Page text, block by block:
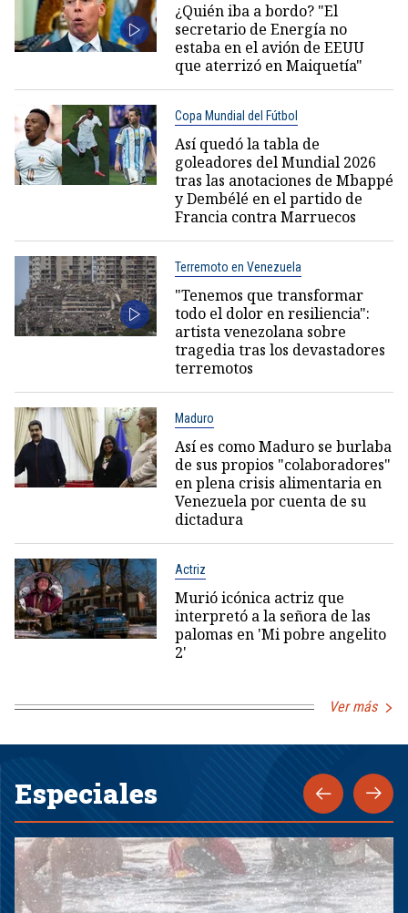
¿Quién iba a bordo? "El
secretario de Energía no
estaba en el avión de EEUU
que aterrizó en Maiquetía"
Copa Mundial del Fútbol
Así quedó la tabla de
goleadores del Mundial 2026
tras las anotaciones de Mbappé
y Dembélé en el partido de
Francia contra Marruecos
Terremoto en Venezuela
"Tenemos que transformar
todo el dolor en resiliencia":
artista venezolana sobre
tragedia tras los devastadores
terremotos
Maduro
Así es como Maduro se burlaba
de sus propios "colaboradores"
en plena crisis alimentaria en
Venezuela por cuenta de su
dictadura
Actriz
Murió icónica actriz que
interpretó a la señora de las
palomas en 'Mi pobre angelito
2'
Ver más
Especiales